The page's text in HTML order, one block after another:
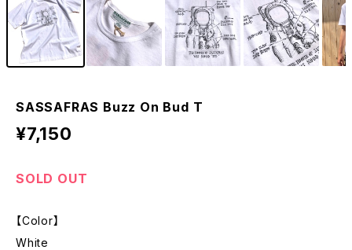
SASSAFRAS Buzz On Bud T
¥7,150
SOLD OUT
【Color】
White